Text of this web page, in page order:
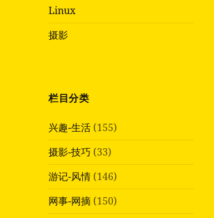
Linux
摄影
栏目分类
兴趣-生活 (155)
摄影-技巧 (33)
游记-风情 (146)
网事-网摘 (150)